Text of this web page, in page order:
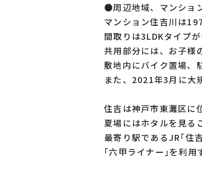
●周辺地域、マンショ
マンション住吉川は
間取りは3LDKタイプ
共用部分には、お子様
敷地内にバイク置場、
また、2021年3月に大
住吉は神戸市東灘区に
夏場にはホタルを見る
最寄り駅であるJR｢住
｢六甲ライナー｣を利用